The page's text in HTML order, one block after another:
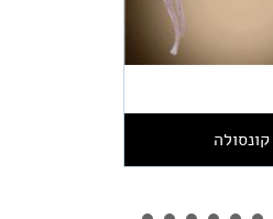
קונסולה